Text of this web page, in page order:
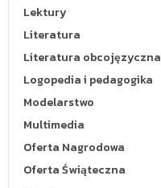
Lektury
Literatura
Literatura obcojęzyczna
Logopedia i pedagogika
Modelarstwo
Multimedia
Oferta Nagrodowa
Oferta Świąteczna